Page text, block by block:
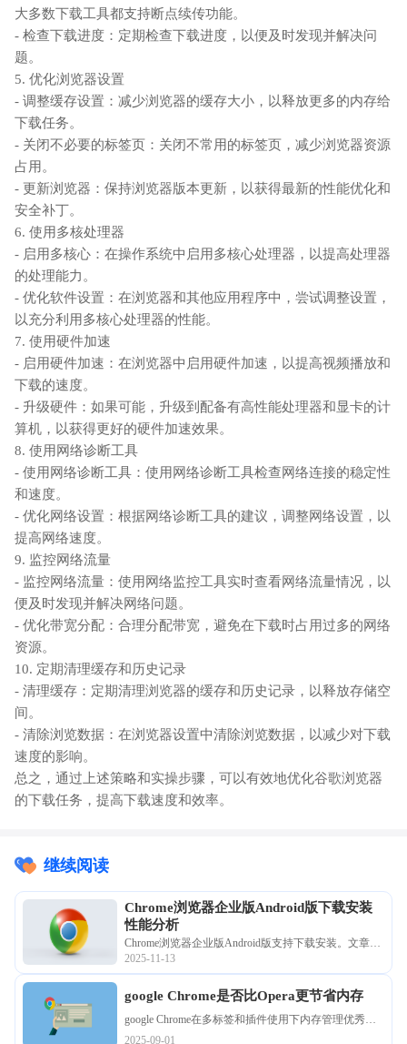
大多数下载工具都支持断点续传功能。
- 检查下载进度：定期检查下载进度，以便及时发现并解决问
题。
5. 优化浏览器设置
- 调整缓存设置：减少浏览器的缓存大小，以释放更多的内存给
下载任务。
- 关闭不必要的标签页：关闭不常用的标签页，减少浏览器资源
占用。
- 更新浏览器：保持浏览器版本更新，以获得最新的性能优化和
安全补丁。
6. 使用多核处理器
- 启用多核心：在操作系统中启用多核心处理器，以提高处理器
的处理能力。
- 优化软件设置：在浏览器和其他应用程序中，尝试调整设置，
以充分利用多核心处理器的性能。
7. 使用硬件加速
- 启用硬件加速：在浏览器中启用硬件加速，以提高视频播放和
下载的速度。
- 升级硬件：如果可能，升级到配备有高性能处理器和显卡的计
算机，以获得更好的硬件加速效果。
8. 使用网络诊断工具
- 使用网络诊断工具：使用网络诊断工具检查网络连接的稳定性
和速度。
- 优化网络设置：根据网络诊断工具的建议，调整网络设置，以
提高网络速度。
9. 监控网络流量
- 监控网络流量：使用网络监控工具实时查看网络流量情况，以
便及时发现并解决网络问题。
- 优化带宽分配：合理分配带宽，避免在下载时占用过多的网络
资源。
10. 定期清理缓存和历史记录
- 清理缓存：定期清理浏览器的缓存和历史记录，以释放存储空
间。
- 清除浏览数据：在浏览器设置中清除浏览数据，以减少对下载
速度的影响。
总之，通过上述策略和实操步骤，可以有效地优化谷歌浏览器
的下载任务，提高下载速度和效率。
继续阅读
Chrome浏览器企业版Android版下载安装
性能分析
Chrome浏览器企业版Android版支持下载安装。文章解
析性能分析、部署管理方法及优化策略，帮助用户高
效完成多设备安装并保持稳定使用。
2025-11-13
google Chrome是否比Opera更节省内存
google Chrome在多标签和插件使用下内存管理优秀，
较Opera浏览器更节省资源，用户可获得更流畅的操作
2025-09-01